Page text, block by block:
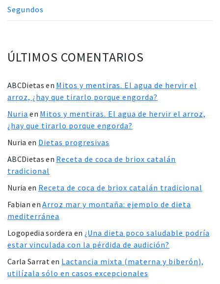
Segundos
ÚLTIMOS COMENTARIOS
ABCDietas en Mitos y mentiras. El agua de hervir el
arroz, ¿hay que tirarlo porque engorda?
Nuria en Mitos y mentiras. El agua de hervir el arroz,
¿hay que tirarlo porque engorda?
Nuria en Dietas progresivas
ABCDietas en Receta de coca de briox catalán
tradicional
Nuria en Receta de coca de briox catalán tradicional
Fabian enArroz mar y montaña: ejemplo de dieta
mediterránea
Logopedia sordera en ¿Una dieta poco saludable podría
estar vinculada con la pérdida de audición?
Carla Sarraten Lactancia mixta (materna y biberón),
utilízala sólo en casos excepcionales